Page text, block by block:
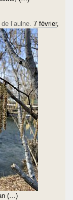
l’aulne. 7 février,
(…)